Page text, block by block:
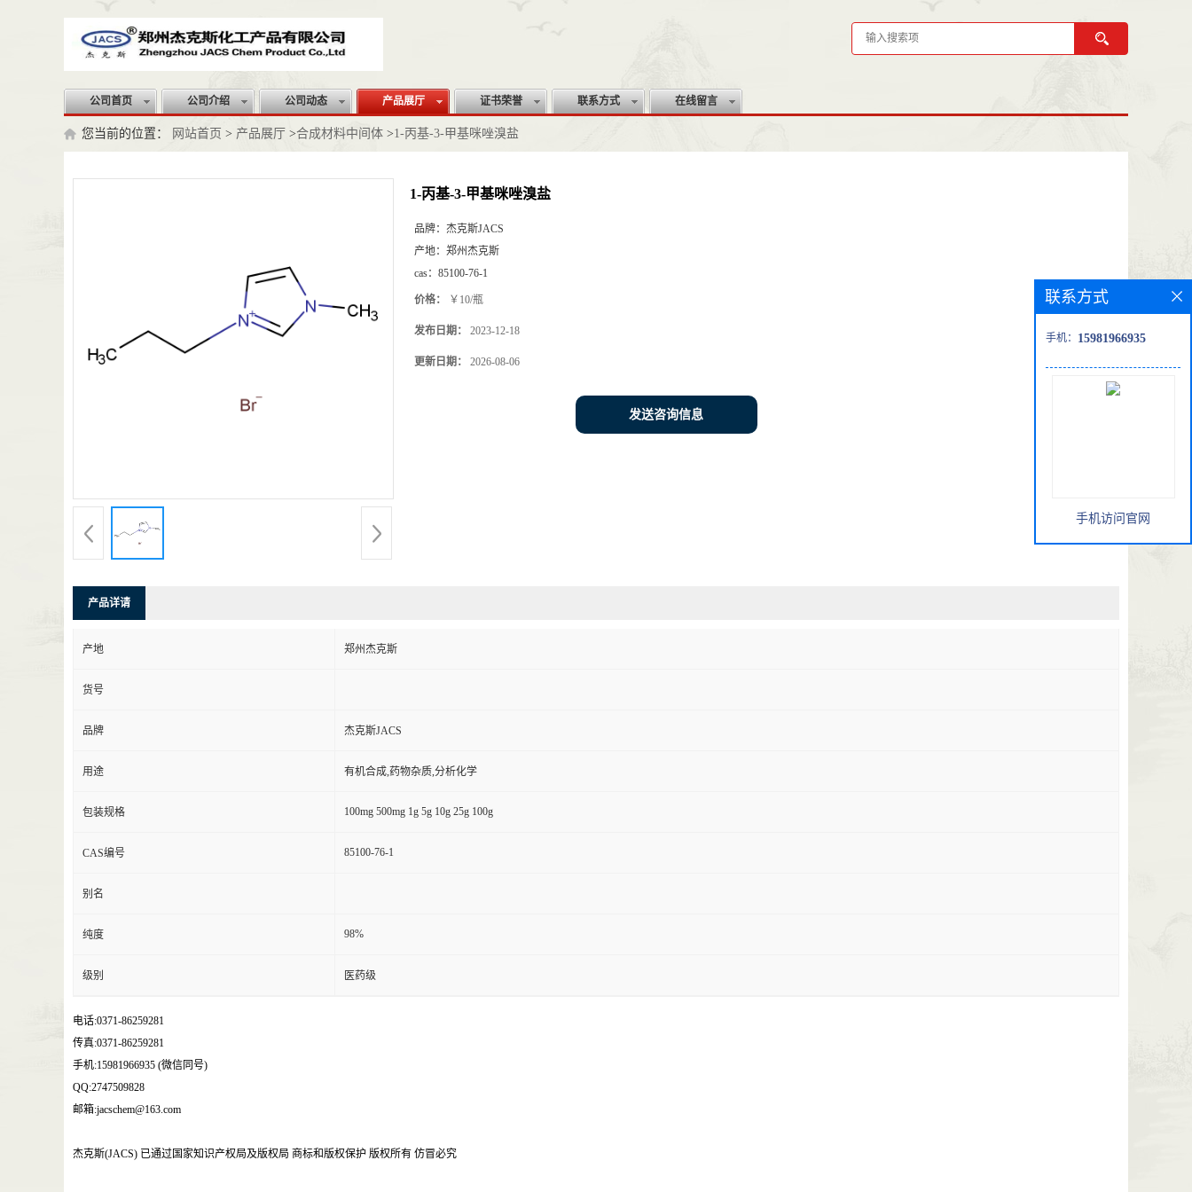
公司首页 公司介绍 公司动态 产品展厅 证书荣誉 联系方式 在线留言
您当前的位置： 网站首页 > 产品展厅 >合成材料中间体 >1-丙基-3-甲基咪唑溴盐
1-丙基-3-甲基咪唑溴盐
品牌： 杰克斯JACS
产地： 郑州杰克斯
cas： 85100-76-1
价格： ￥10/瓶
发布日期： 2023-12-18
更新日期： 2026-08-06
发送咨询信息
产品详请
产地 郑州杰克斯
货号
品牌 杰克斯JACS
用途 有机合成,药物杂质,分析化学
包装规格 100mg 500mg 1g 5g 10g 25g 100g
CAS编号 85100-76-1
别名
纯度 98%
级别 医药级
电话:0371-86259281
传真:0371-86259281
手机:15981966935 (微信同号)
QQ:2747509828
邮箱:jacschem@163.com
杰克斯(JACS) 已通过国家知识产权局及版权局 商标和版权保护 版权所有 仿冒必究
联系方式
手机： 15981966935
手机访问官网